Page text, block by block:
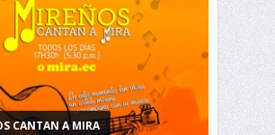
CANTAN A MIRA